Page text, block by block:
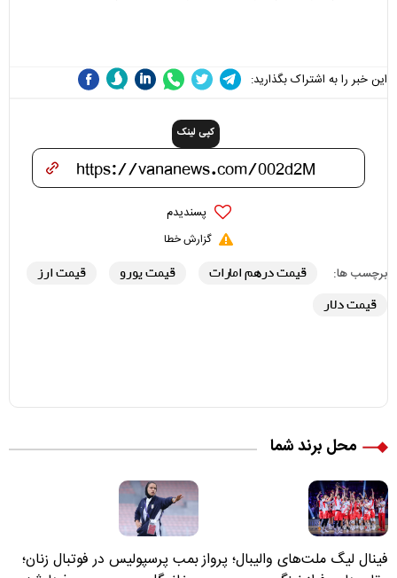
این خبر را به اشتراک بگذارید:
کپی لینک
پسندیدم
گزارش خطا
برچسب ها: قیمت درهم امارات قیمت یورو
قیمت ارز
قیمت دلار
محل برند شما
فینال لیگ ملت‌های والیبال؛ پروازبمب پرسپولیس در فوتبال زنان؛